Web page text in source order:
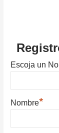
Escoja un
Nombre*